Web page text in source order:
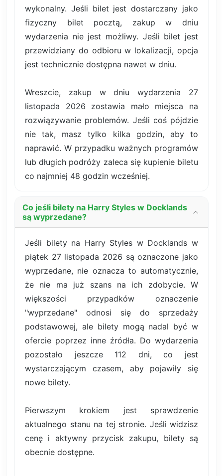
wykonalny. Jeśli bilet jest dostarczany jako
fizyczny bilet pocztą, zakup w dniu
wydarzenia nie jest możliwy. Jeśli bilet jest
przewidziany do odbioru w lokalizacji, opcja
jest technicznie dostępna nawet w dniu.
Wreszcie, zakup w dniu wydarzenia 27
listopada 2026 zostawia mało miejsca na
rozwiązywanie problemów. Jeśli coś pójdzie
nie tak, masz tylko kilka godzin, aby to
naprawić. W przypadku ważnych programów
lub długich podróży zaleca się kupienie biletu
co najmniej 48 godzin wcześniej.
Co jeśli bilety na Harry Styles w Docklands
są wyprzedane?
Jeśli bilety na Harry Styles w Docklands w
piątek 27 listopada 2026 są oznaczone jako
wyprzedane, nie oznacza to automatycznie,
że nie ma już szans na ich zdobycie. W
większości przypadków oznaczenie
"wyprzedane" odnosi się do sprzedaży
podstawowej, ale bilety mogą nadal być w
ofercie poprzez inne źródła. Do wydarzenia
pozostało jeszcze 112 dni, co jest
wystarczającym czasem, aby pojawiły się
nowe bilety.
Pierwszym krokiem jest sprawdzenie
aktualnego stanu na tej stronie. Jeśli widzisz
cenę i aktywny przycisk zakupu, bilety są
obecnie dostępne.